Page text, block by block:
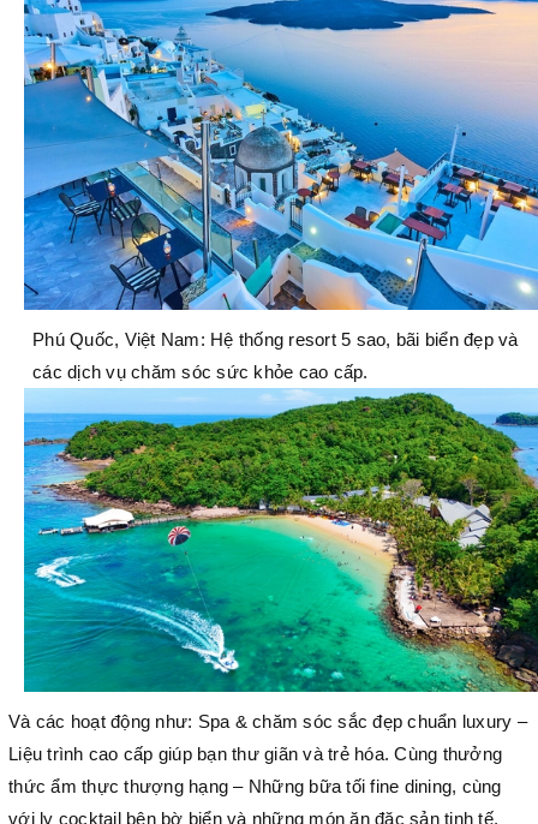
Phú Quốc, Việt Nam: Hệ thống resort 5 sao, bãi biển đẹp và
các dịch vụ chăm sóc sức khỏe cao cấp.
Và các hoạt động như: Spa & chăm sóc sắc đẹp chuẩn luxury –
Liệu trình cao cấp giúp bạn thư giãn và trẻ hóa. Cùng thưởng
thức ẩm thực thượng hạng – Những bữa tối fine dining, cùng
với ly cocktail bên bờ biển và những món ăn đặc sản tinh tế.